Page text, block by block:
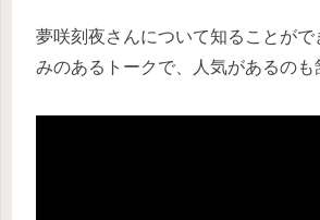
夢咲刻夜さんについて知ることがで
みのあるトークで、人気があるのも